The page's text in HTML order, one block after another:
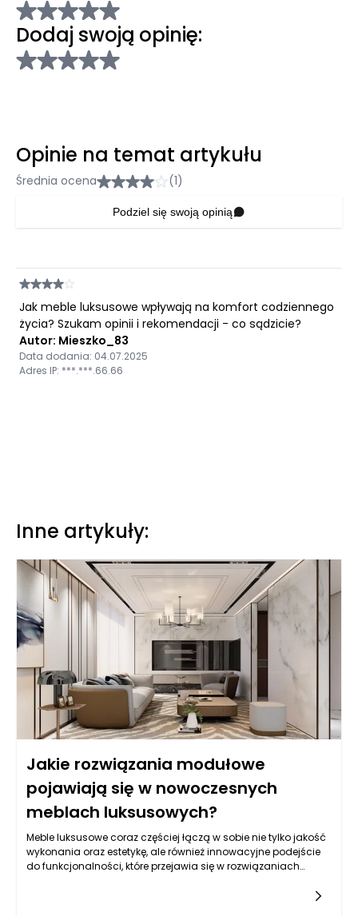
Dodaj swoją opinię:
Opinie na temat artykułu
Średnia ocena (1)
Podziel się swoją opinią
Jak meble luksusowe wpływają na komfort codziennego
życia? Szukam opinii i rekomendacji - co sądzicie?
Autor: Mieszko_83
Data dodania: 04.07.2025
Adres IP: ***.***.66.66
Inne artykuły:
Jakie rozwiązania modułowe
pojawiają się w nowoczesnych
meblach luksusowych?
Meble luksusowe coraz częściej łączą w sobie nie tylko jakość
wykonania oraz estetykę, ale również innowacyjne podejście
do funkcjonalności, które przejawia się w rozwiązaniach